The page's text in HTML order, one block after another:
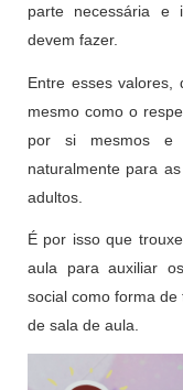
parte necessária e
devem fazer.
Entre esses valores,
mesmo como o
por si mesmos e
naturalmente para
adultos.
É por isso que
aula para auxiliar
social como forma
de sala de aula.